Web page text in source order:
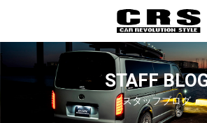
STAFF
スタッフブログ